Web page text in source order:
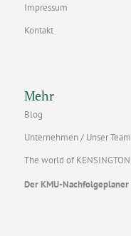
Impressum
Kontakt
Mehr
Blog
Unternehmen / Unser Team
The world of KENSINGTON
Der KMU-Nachfolgeplaner